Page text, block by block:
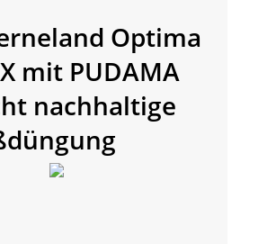
Optima
mit PUDAMA
nachhaltige